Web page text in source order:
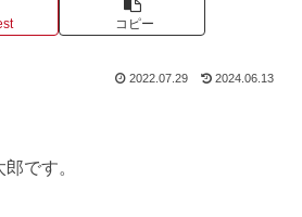
コピー
2022.07.29 2024.06.13
です。